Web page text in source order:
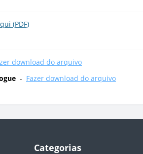
(PDF)
download do arquivo
- Fazer download do arquivo
Categorias